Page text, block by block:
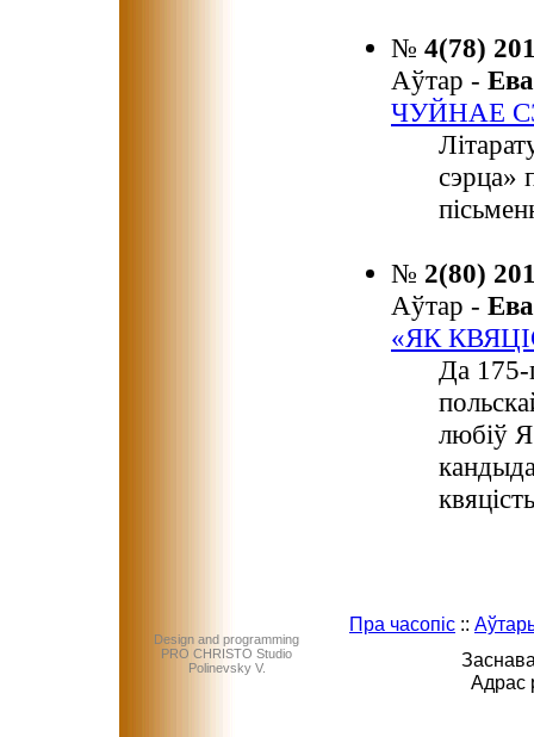
№ 4(78)
Аўтар -
ЧУЙНАЕ
сэрца»
№ 2(80)
Аўтар -
«ЯК
Да 175-
любіў
Design and programming
PRO CHRISTO Studio
Polinevsky V.
Пра часопіс ::
Адрас